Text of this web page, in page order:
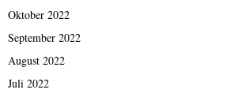
Oktober 2022
September 2022
August 2022
Juli 2022